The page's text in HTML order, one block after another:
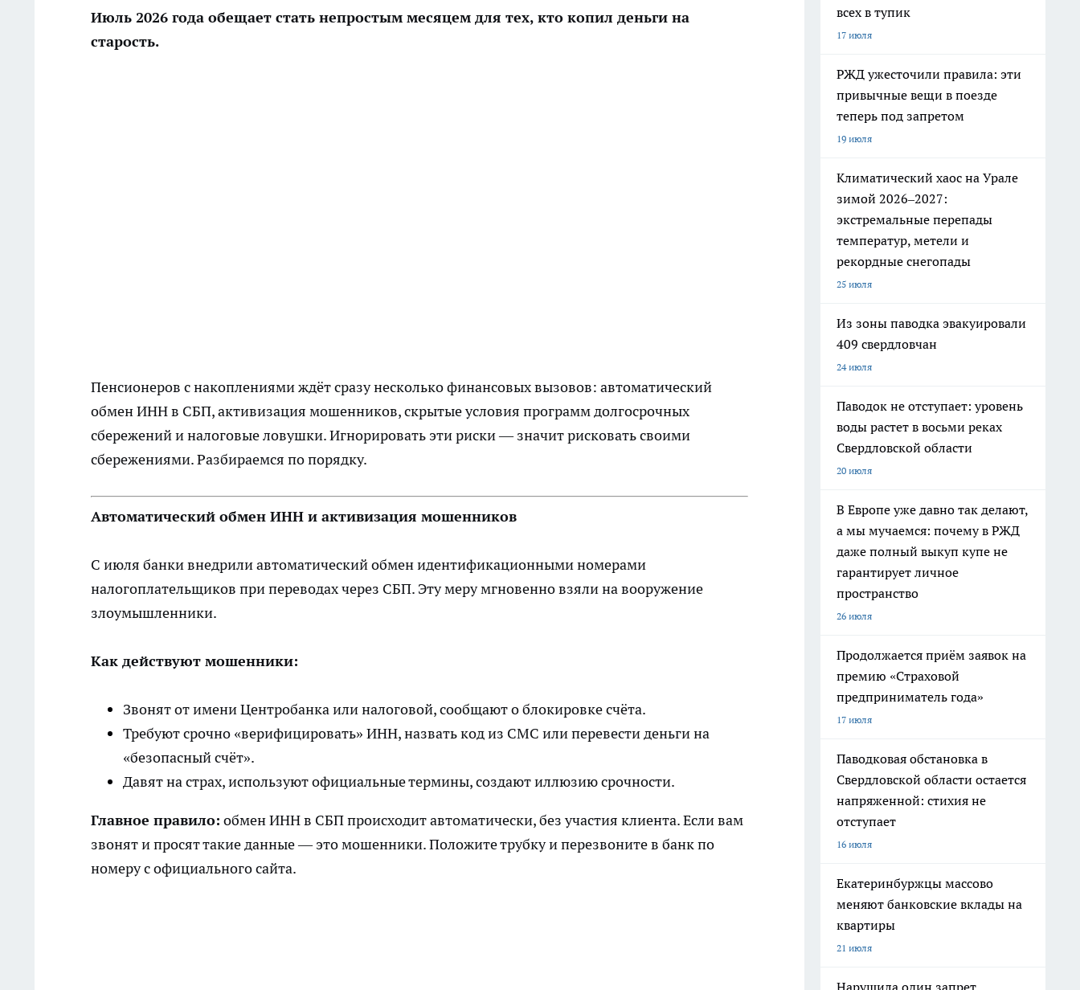
Июль 2026 года обещает стать непростым месяцем для тех, кто копил деньги на
старость.
Пенсионеров с накоплениями ждёт сразу несколько финансовых вызовов: автоматический
обмен ИНН в СБП, активизация мошенников, скрытые условия программ долгосрочных
сбережений и налоговые ловушки. Игнорировать эти риски — значит рисковать своими
сбережениями. Разбираемся по порядку.
Автоматический обмен ИНН и активизация мошенников
С июля банки внедрили автоматический обмен идентификационными номерами
налогоплательщиков при переводах через СБП. Эту меру мгновенно взяли на вооружение
злоумышленники.
Как действуют мошенники:
Звонят от имени Центробанка или налоговой, сообщают о блокировке счёта.
Требуют срочно «верифицировать» ИНН, назвать код из СМС или перевести деньги на
«безопасный счёт».
Давят на страх, используют официальные термины, создают иллюзию срочности.
Главное правило: обмен ИНН в СБП происходит автоматически, без участия клиента. Если вам
звонят и просят такие данные — это мошенники. Положите трубку и перезвоните в банк по
номеру с официального сайта.
всех в тупик
17 июля
РЖД ужесточили правила: эти
привычные вещи в поезде
теперь под запретом
19 июля
Климатический хаос на Урале
зимой 2026–2027:
экстремальные перепады
температур, метели и
рекордные снегопады
25 июля
Из зоны паводка эвакуировали
409 свердловчан
24 июля
Паводок не отступает: уровень
воды растет в восьми реках
Свердловской области
20 июля
В Европе уже давно так делают,
а мы мучаемся: почему в РЖД
даже полный выкуп купе не
гарантирует личное
пространство
26 июля
Продолжается приём заявок на
премию «Страховой
предприниматель года»
17 июля
Паводковая обстановка в
Свердловской области остается
напряженной: стихия не
отступает
16 июля
Екатеринбуржцы массово
меняют банковские вклады на
квартиры
21 июля
Нарушила один запрет